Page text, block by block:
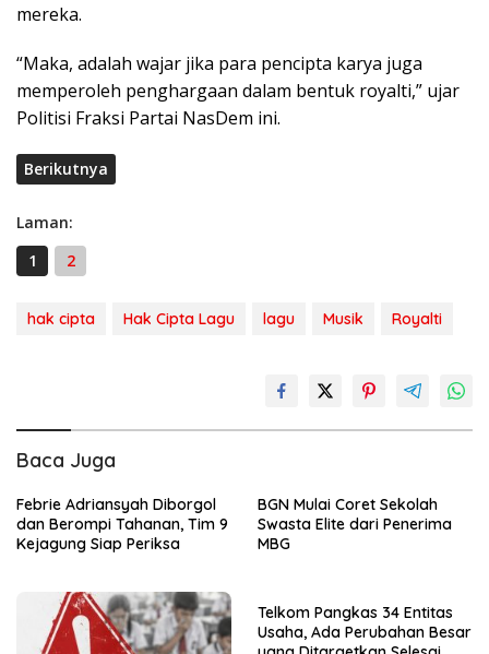
mereka.
“Maka, adalah wajar jika para pencipta karya juga
memperoleh penghargaan dalam bentuk royalti,” ujar
Politisi Fraksi Partai NasDem ini.
Berikutnya
Laman:
1
2
hak cipta Hak Cipta Lagu lagu Musik Royalti
Baca Juga
Febrie Adriansyah Diborgol
dan Berompi Tahanan, Tim 9
Kejagung Siap Periksa
BGN Mulai Coret Sekolah
Swasta Elite dari Penerima
MBG
Telkom Pangkas 34 Entitas
Usaha, Ada Perubahan Besar